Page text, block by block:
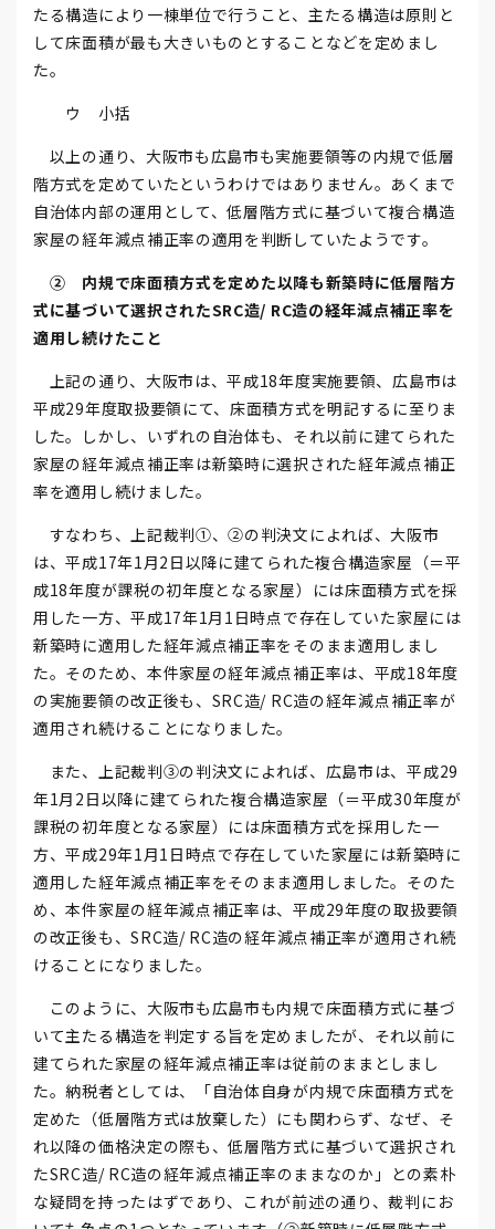
たる構造により一棟単位で行うこと、主たる構造は原則と
して床面積が最も大きいものとすることなどを定めまし
た。
ウ 小括
以上の通り、大阪市も広島市も実施要領等の内規で低層
階方式を定めていたというわけではありません。あくまで
自治体内部の運用として、低層階方式に基づいて複合構造
家屋の経年減点補正率の適用を判断していたようです。
② 内規で床面積方式を定めた以降も新築時に低層階方
式に基づいて選択されたSRC造/ RC造の経年減点補正率を
適用し続けたこと
上記の通り、大阪市は、平成18年度実施要領、広島市は
平成29年度取扱要領にて、床面積方式を明記するに至りま
した。しかし、いずれの自治体も、それ以前に建てられた
家屋の経年減点補正率は新築時に選択された経年減点補正
率を適用し続けました。
すなわち、上記裁判①、②の判決文によれば、大阪市
は、平成17年1月2日以降に建てられた複合構造家屋（＝平
成18年度が課税の初年度となる家屋）には床面積方式を採
用した一方、平成17年1月1日時点で存在していた家屋には
新築時に適用した経年減点補正率をそのまま適用しまし
た。そのため、本件家屋の経年減点補正率は、平成18年度
の実施要領の改正後も、SRC造/ RC造の経年減点補正率が
適用され続けることになりました。
また、上記裁判③の判決文によれば、広島市は、平成29
年1月2日以降に建てられた複合構造家屋（＝平成30年度が
課税の初年度となる家屋）には床面積方式を採用した一
方、平成29年1月1日時点で存在していた家屋には新築時に
適用した経年減点補正率をそのまま適用しました。そのた
め、本件家屋の経年減点補正率は、平成29年度の取扱要領
の改正後も、SRC造/ RC造の経年減点補正率が適用され続
けることになりました。
このように、大阪市も広島市も内規で床面積方式に基づ
いて主たる構造を判定する旨を定めましたが、それ以前に
建てられた家屋の経年減点補正率は従前のままとしまし
た。納税者としては、「自治体自身が内規で床面積方式を
定めた（低層階方式は放棄した）にも関わらず、なぜ、そ
れ以降の価格決定の際も、低層階方式に基づいて選択され
たSRC造/ RC造の経年減点補正率のままなのか」との素朴
な疑問を持ったはずであり、これが前述の通り、裁判にお